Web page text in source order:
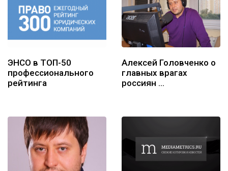
ЭНСО в ТОП-50
профессионального
рейтинга
Алексей Головченко о
главных врагах
россиян …